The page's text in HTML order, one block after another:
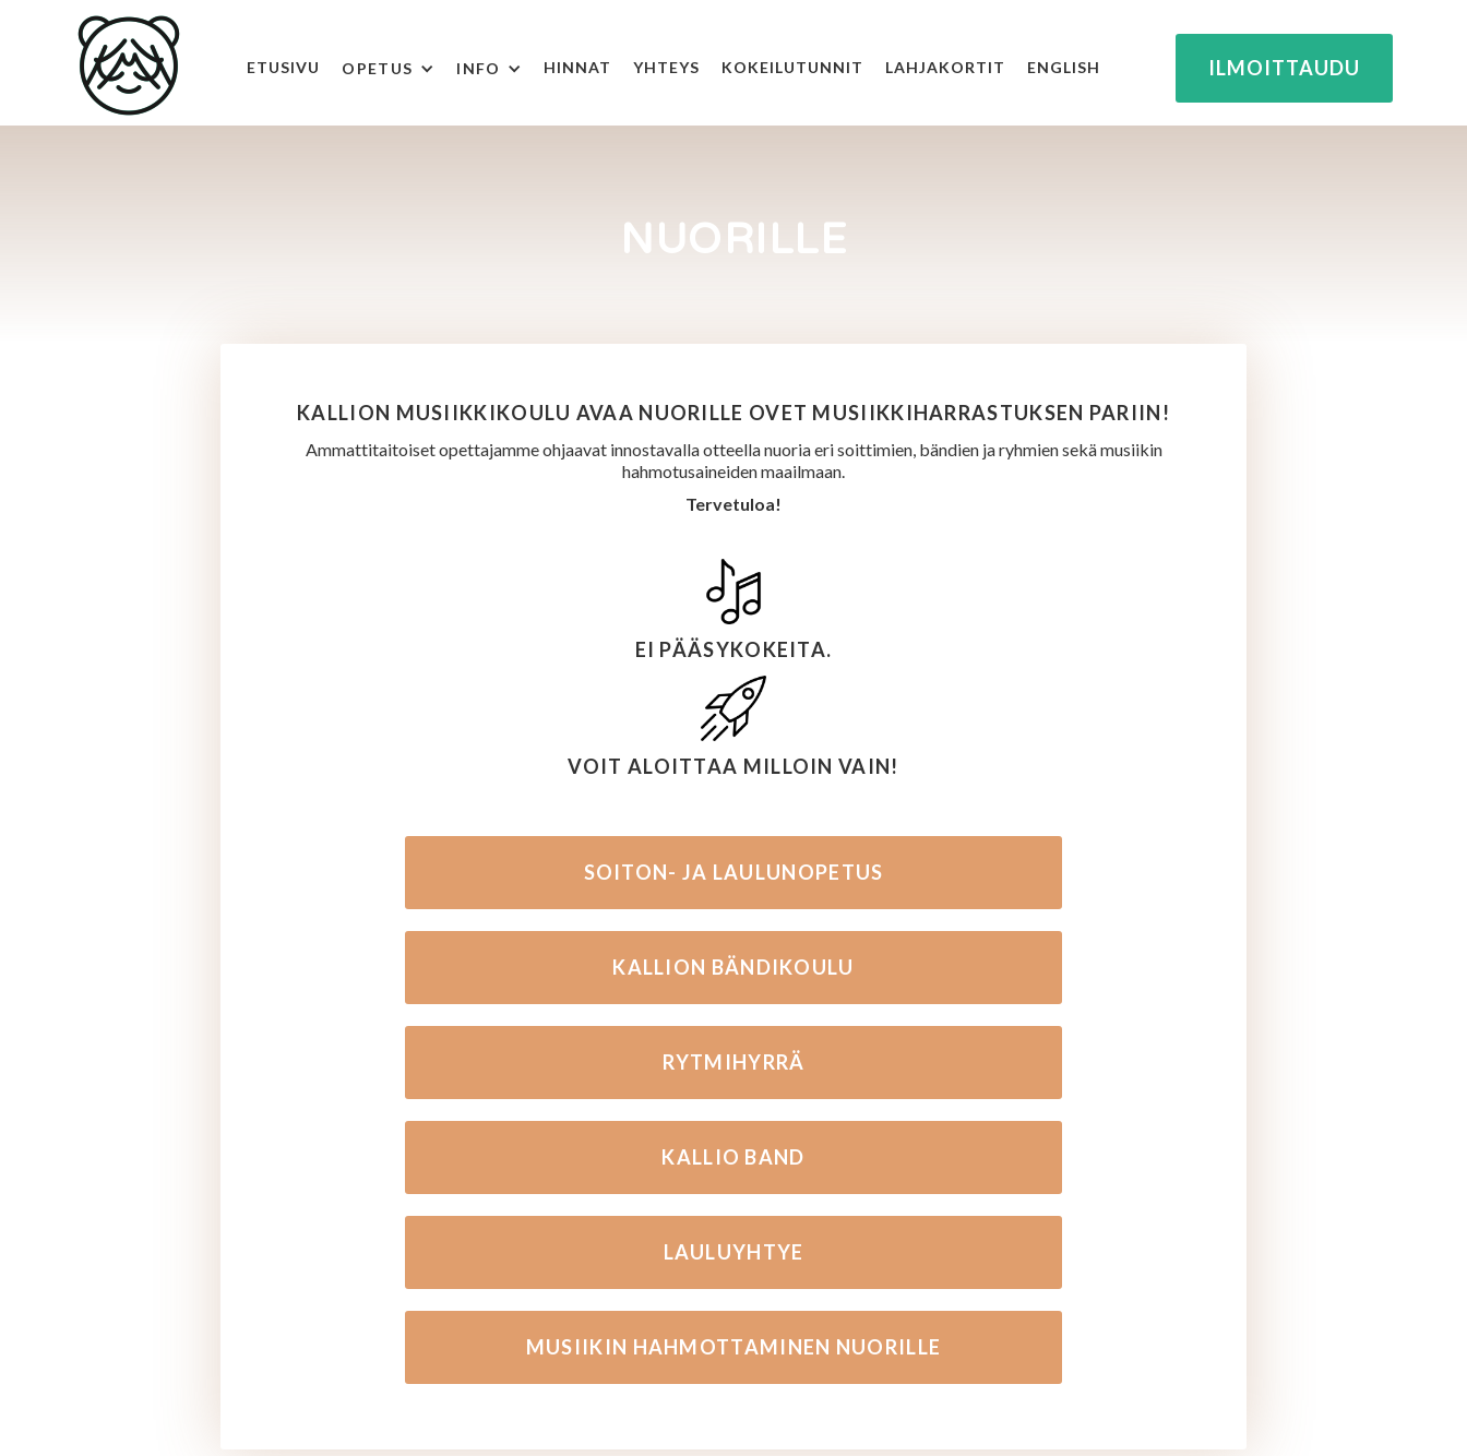
ETUSIVU OPETUS INFO HINNAT YHTEYS KOKEILUTUNNIT LAHJAKORTIT ENGLISH ILMOITTAUDU
NUORILLE
KALLION MUSIIKKIKOULU AVAA NUORILLE OVET MUSIIKKIHARRASTUKSEN PARIIN!
Ammattitaitoiset opettajamme ohjaavat innostavalla otteella nuoria eri soittimien, bändien ja ryhmien sekä musiikin
hahmotusaineiden maailmaan.
Tervetuloa!
EI PÄÄSYKOKEITA.
VOIT ALOITTAA MILLOIN VAIN!
SOITON- JA LAULUNOPETUS
KALLION BÄNDIKOULU
RYTMIHYRRÄ
KALLIO BAND
LAULUYHTYE
MUSIIKIN HAHMOTTAMINEN NUORILLE